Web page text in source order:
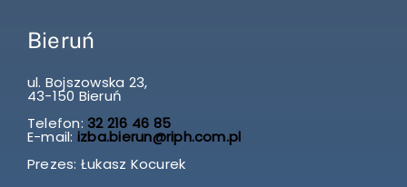
Bieruń
ul. Bojszowska 23,
43-150 Bieruń
Telefon: 32 216 46 85
E-mail: izba.bierun@riph.com.pl
Prezes: Łukasz Kocurek